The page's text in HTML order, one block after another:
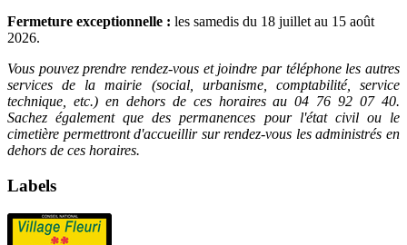
Fermeture exceptionnelle : les samedis du 18 juillet au 15 août
2026.
Vous pouvez prendre rendez-vous et joindre par téléphone les autres
services de la mairie (social, urbanisme, comptabilité, service
technique, etc.) en dehors de ces horaires au 04 76 92 07 40.
Sachez également que des permanences pour l'état civil ou le
cimetière permettront d'accueillir sur rendez-vous les administrés en
dehors de ces horaires.
Labels